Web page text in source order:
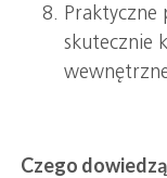
Praktyczne
skutecznie
Czego